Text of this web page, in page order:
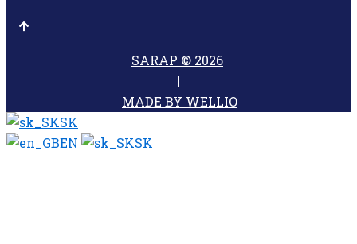
SARAP © 2026
|
MADE BY WELLIO
SK
EN
SK